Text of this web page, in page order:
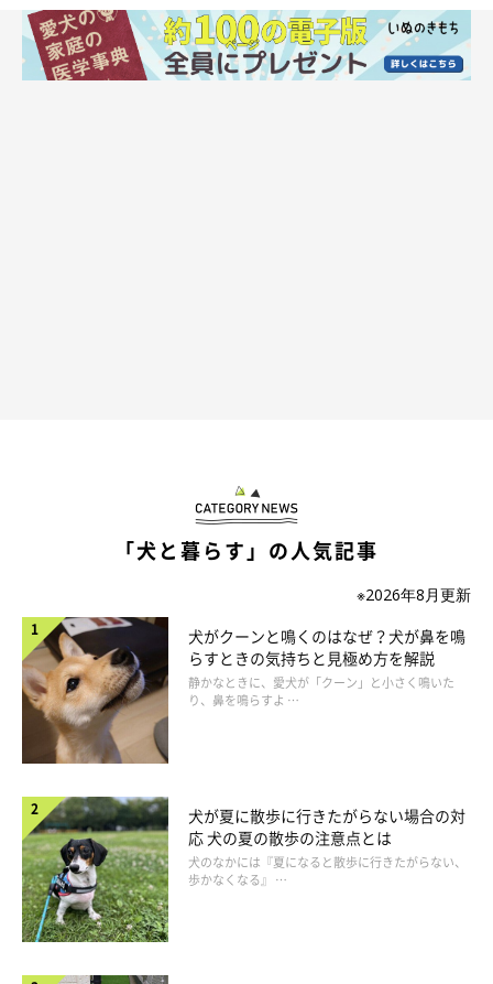
犬が「かくれんぼう」する4つの理由
犬がかくれんぼうしているときは、状況や場所などによって、以
下のような気持ちが込められていることがあります。
①ぬくもり＆安心を求めている
犬が毛布などに入り込む場合は、何かに包まれている安心感やふ
わふわの感触、暖かさなどを求めているケースが多いようです。
居心地のよいお気に入りの場所でぬくもりを感じ、思わず眠って
しまう犬もいるでしょう。
「犬と暮らす」の人気記事
※2026年8月更新
犬がクーンと鳴くのはなぜ？犬が鼻を鳴
らすときの気持ちと見極め方を解説
静かなときに、愛犬が「クーン」と小さく鳴いた
り、鼻を鳴らすよ …
犬が夏に散歩に行きたがらない場合の対
応 犬の夏の散歩の注意点とは
犬のなかには『夏になると散歩に行きたがらない、
歩かなくなる』 …